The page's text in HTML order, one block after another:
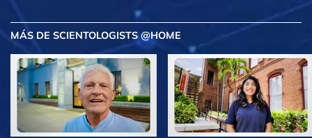
MÁS DE SCIENTOLOGISTS @HOME